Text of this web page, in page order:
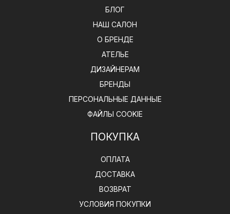
БЛОГ
НАШ САЛОН
О БРЕНДЕ
АТЕЛЬЕ
ДИЗАЙНЕРАМ
БРЕНДЫ
ПЕРСОНАЛЬНЫЕ ДАННЫЕ
ФАЙЛЫ COOKIE
ПОКУПКА
ОПЛАТА
ДОСТАВКА
ВОЗВРАТ
УСЛОВИЯ ПОКУПКИ